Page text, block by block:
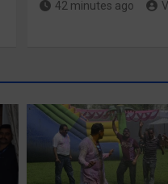
42 minutes ago
मंच